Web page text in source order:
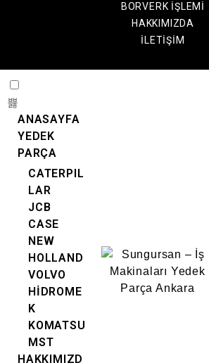
BORVERK İŞLEMİ
HAKKIMIZDA
İLETİŞİM
ANASAYFA
YEDEK
PARÇA
CATERPIL
LAR
JCB
CASE
NEW
HOLLAND
VOLVO
HİDROME
K
KOMATSU
MST
HAKKIMIZD